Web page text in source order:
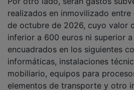
realizados en inmovilizado entre
de octubre de 2026, cuyo valor
inferior a 600 euros ni superior
encuadrados en los siguientes
informáticas, instalaciones
mobiliario, equipos para
elementos de transporte y otro